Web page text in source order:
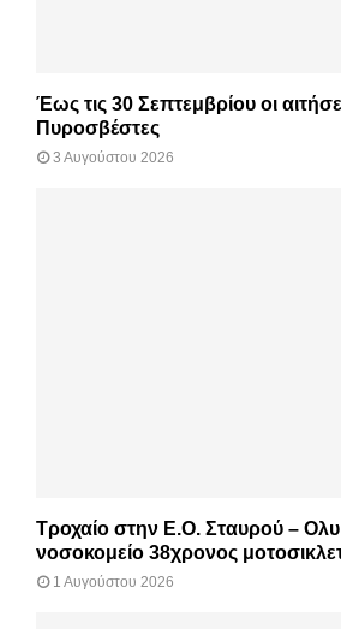
Έως τις 30 Σεπτεμβρίου οι
Πυροσβέστες
3 Αυγούστου 2026
Τροχαίο στην Ε.Ο. Σταυρού –
νοσοκομείο 38χρονος
1 Αυγούστου 2026